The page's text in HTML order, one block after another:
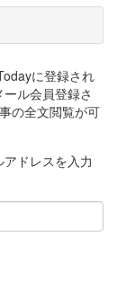
に登録され
ル会員登録さ
の全文閲覧が可
ドレスを入力